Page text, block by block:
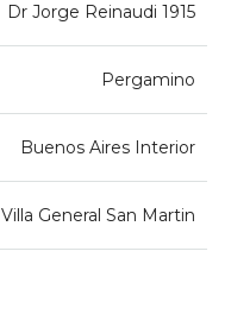
Dr Jorge Reinaudi 1915
Pergamino
Buenos Aires Interior
Villa General San Martin